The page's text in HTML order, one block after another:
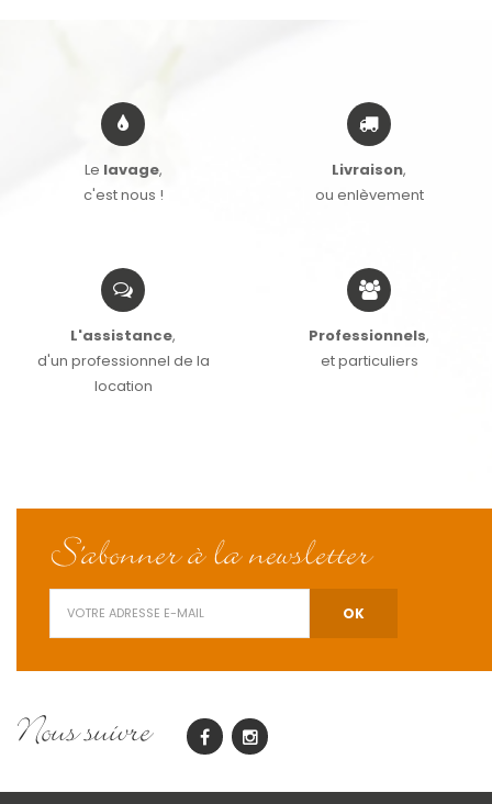
Le lavage,
c'est nous !
Livraison,
ou enlèvement
L'assistance,
d'un professionnel de la
location
Professionnels,
et particuliers
S'abonner à la newsletter
Nous suivre